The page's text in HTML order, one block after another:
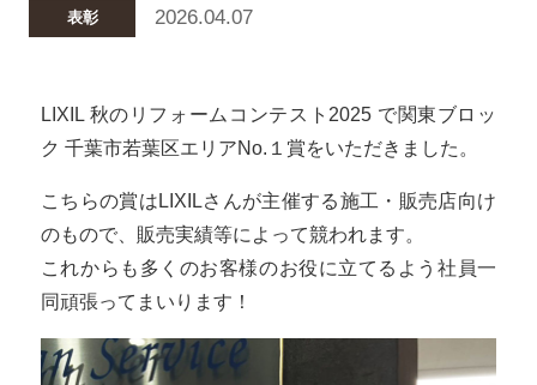
表彰 2026.04.07
LIXIL 秋のリフォームコンテスト2025 で関東ブロッ
ク 千葉市若葉区エリアNo.１賞をいただきました。
こちらの賞はLIXILさんが主催する施工・販売店向け
のもので、販売実績等によって競われます。
これからも多くのお客様のお役に立てるよう社員一
同頑張ってまいります！